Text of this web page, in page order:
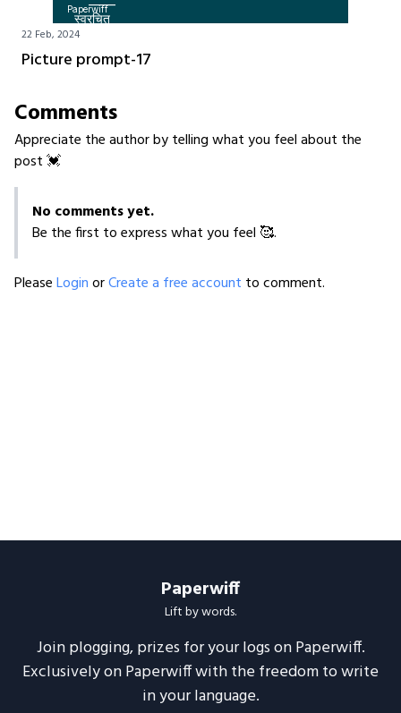
स्वरचित
डा.अंजु लता सिंह गहलौत, नई दिल्ली
Paperwiff
22 Feb, 2024
Picture prompt-17
Comments
Appreciate the author by telling what you feel about the
post 💓
No comments yet.
Be the first to express what you feel 🥰.
PleaseLoginorCreate a free account to comment.
Paperwiff
Lift by words.
Join plogging, prizes for your logs on Paperwiff.
Exclusively on Paperwiff with the freedom to write
in your language.